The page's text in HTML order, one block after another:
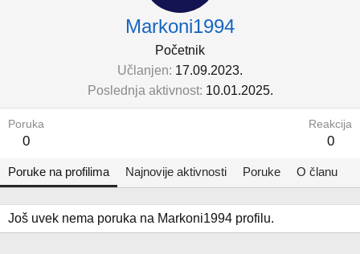
Markoni1994
Početnik
Učlanjen 17.09.2023.
Poslednja aktivnost 10.01.2025.
Poruka
0
Reakcija
0
Poruke na profilima Najnovije aktivnosti Poruke O članu
Još uvek nema poruka na Markoni1994 profilu.